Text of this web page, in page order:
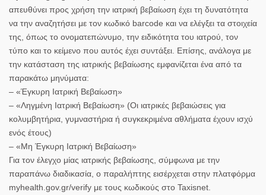
απευθύνει προς χρήση την ιατρική βεβαίωση έχει τη δυνατότητα
να την αναζητήσει με τον κωδικό barcode και να ελέγξει τα στοιχεία
της, όπως το ονοματεπώνυμο, την ειδικότητα του ιατρού, τον
τύπο και το κείμενο που αυτός έχει συντάξει. Επίσης, ανάλογα με
την κατάσταση της ιατρικής βεβαίωσης εμφανίζεται ένα από τα
παρακάτω μηνύματα:
– «Έγκυρη Ιατρική Βεβαίωση»
– «Ληγμένη Ιατρική Βεβαίωση» (Οι ιατρικές βεβαιώσεις για
κολυμβητήρια, γυμναστήρια ή συγκεκριμένα αθλήματα έχουν ισχύ
ενός έτους)
– «Μη Έγκυρη Ιατρική Βεβαίωση»
Για τον έλεγχο μίας ιατρικής βεβαίωσης, σύμφωνα με την
παραπάνω διαδικασία, ο παραλήπτης εισέρχεται στην πλατφόρμα
myhealth.gov.gr/verify με τους κωδικούς στο Taxisnet.